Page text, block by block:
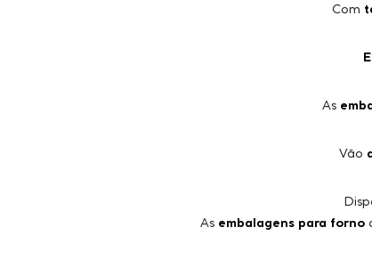
Com
As
Vão
As embalagens para forno